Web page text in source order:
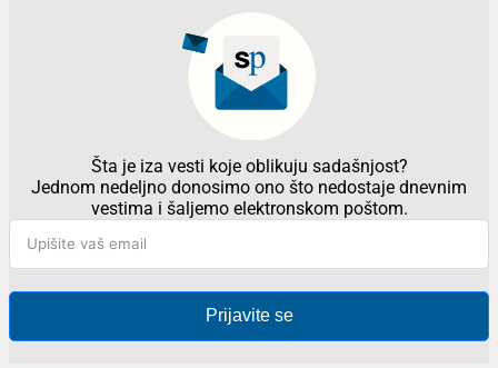
Šta je iza vesti koje oblikuju sadašnjost?
Jednom nedeljno donosimo ono što nedostaje dnevnim
vestima i šaljemo elektronskom poštom.
Prijavite se